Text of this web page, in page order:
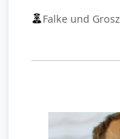
Falke und Grosz